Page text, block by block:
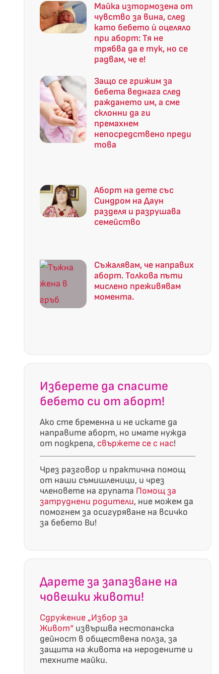
Майка изтормозена от
чувство за вина, след
като бебето ù оцеляло
при аборт: Тя не
трябва да е тук, но се
радвам, че е!
Защо се грижим за
бебета веднага след
раждането им, а сме
склонни да ги
премахнем
непосредствено преди
това
Аборт на дете със
Синдром на Даун
разделя и разрушава
семейство
Съжалявам, че направих
аборт. Толкова пъти
мислено преживявам
момента.
Изберете да спасите
бебето си от аборт!
Ако сте бременна и не искате да
направите аборт, но имате нужда
от подкрепа, свържете се с нас!
Чрез разговор и практична помощ
от наши съмишленици, и чрез
членовете на групата Помощ за
затруднени родители, ние можем да
помогнем за осигуряване на всичко
за бебето Ви!
Дарете за запазване на
човешки животи!
Сдружение „Избор за
Живот“извършва нестопанска
дейност в обществена полза, за
защита на живота на неродените и
техните майки.